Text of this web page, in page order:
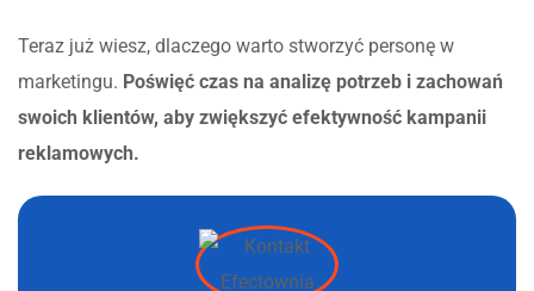
Teraz już wiesz, dlaczego warto stworzyć personę w
marketingu. Poświęć czas na analizę potrzeb i zachowań
swoich klientów, aby zwiększyć efektywność kampanii
reklamowych.